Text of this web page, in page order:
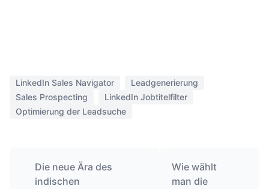
LinkedIn Sales Navigator
Leadgenerierung
Sales Prospecting
LinkedIn Jobtitelfilter
Optimierung der Leadsuche
Die neue Ära des
indischen
Wie wählt
man die